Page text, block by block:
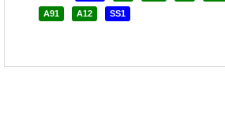
A91 A12 SS1